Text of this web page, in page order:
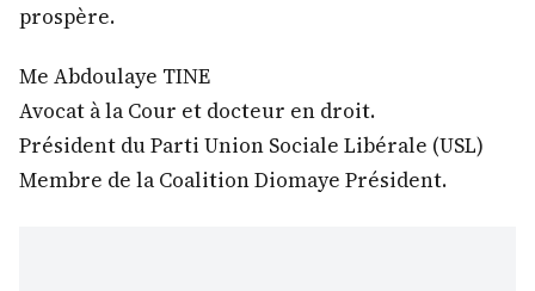
prospère.
Me Abdoulaye TINE
Avocat à la Cour et docteur en droit.
Président du Parti Union Sociale Libérale (USL)
Membre de la Coalition Diomaye Président.